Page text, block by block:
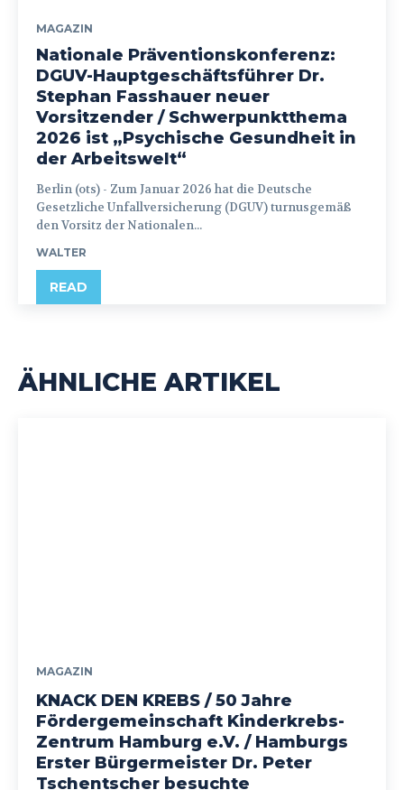
MAGAZIN
Nationale Präventionskonferenz:
DGUV-Hauptgeschäftsführer Dr.
Stephan Fasshauer neuer
Vorsitzender / Schwerpunktthema
2026 ist „Psychische Gesundheit in
der Arbeitswelt“
Berlin (ots) - Zum Januar 2026 hat die Deutsche
Gesetzliche Unfallversicherung (DGUV) turnusgemäß
den Vorsitz der Nationalen...
WALTER
READ
ÄHNLICHE ARTIKEL
MAGAZIN
KNACK DEN KREBS / 50 Jahre
Fördergemeinschaft Kinderkrebs-
Zentrum Hamburg e.V. / Hamburgs
Erster Bürgermeister Dr. Peter
Tschentscher besuchte